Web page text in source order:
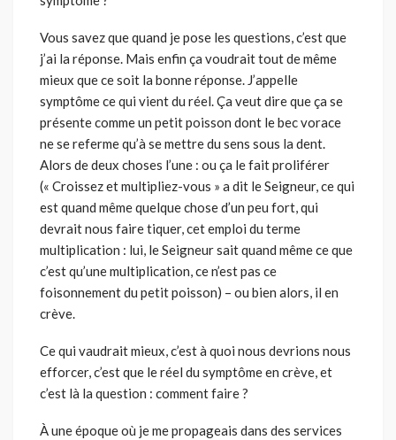
Vous savez que quand je pose les questions, c’est que
j’ai la réponse. Mais enfin ça voudrait tout de même
mieux que ce soit la bonne réponse. J’appelle
symptôme ce qui vient du réel. Ça veut dire que ça se
présente comme un petit poisson dont le bec vorace
ne se referme qu’à se mettre du sens sous la dent.
Alors de deux choses l’une : ou ça le fait proliférer
(« Croissez et multipliez-vous » a dit le Seigneur, ce qui
est quand même quelque chose d’un peu fort, qui
devrait nous faire tiquer, cet emploi du terme
multiplication : lui, le Seigneur sait quand même ce que
c’est qu’une multiplication, ce n’est pas ce
foisonnement du petit poisson) – ou bien alors, il en
crève.
Ce qui vaudrait mieux, c’est à quoi nous devrions nous
efforcer, c’est que le réel du symptôme en crève, et
c’est là la question : comment faire ?
À une époque où je me propageais dans des services